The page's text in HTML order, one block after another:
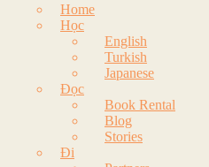
Home
Học
English
Turkish
Japanese
Đọc
Book Rental
Blog
Stories
Đi